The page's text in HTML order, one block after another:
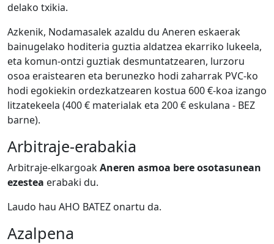
delako txikia.
Azkenik, Nodamasalek azaldu du Aneren eskaerak
bainugelako hoditeria guztia aldatzea ekarriko lukeela,
eta komun-ontzi guztiak desmuntatzearen, lurzoru
osoa eraistearen eta berunezko hodi zaharrak PVC-ko
hodi egokiekin ordezkatzearen kostua 600 €-koa izango
litzatekeela (400 € materialak eta 200 € eskulana - BEZ
barne).
Arbitraje-erabakia
Arbitraje-elkargoakAneren asmoa bere osotasunean
ezestea erabaki du.
Laudo hau AHO BATEZ onartu da.
Azalpena